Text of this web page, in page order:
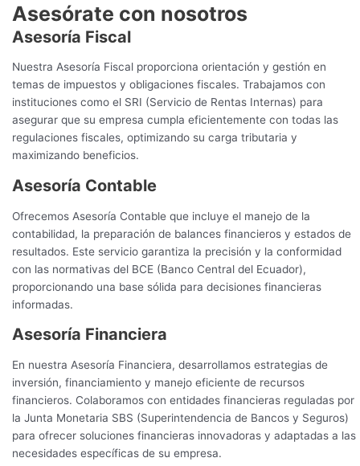
Asesórate con nosotros
Asesoría Fiscal
Nuestra Asesoría Fiscal proporciona orientación y gestión en
temas de impuestos y obligaciones fiscales. Trabajamos con
instituciones como el SRI (Servicio de Rentas Internas) para
asegurar que su empresa cumpla eficientemente con todas las
regulaciones fiscales, optimizando su carga tributaria y
maximizando beneficios.
Asesoría Contable
Ofrecemos Asesoría Contable que incluye el manejo de la
contabilidad, la preparación de balances financieros y estados de
resultados. Este servicio garantiza la precisión y la conformidad
con las normativas del BCE (Banco Central del Ecuador),
proporcionando una base sólida para decisiones financieras
informadas.
Asesoría Financiera
En nuestra Asesoría Financiera, desarrollamos estrategias de
inversión, financiamiento y manejo eficiente de recursos
financieros. Colaboramos con entidades financieras reguladas por
la Junta Monetaria SBS (Superintendencia de Bancos y Seguros)
para ofrecer soluciones financieras innovadoras y adaptadas a las
necesidades específicas de su empresa.